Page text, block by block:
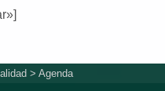
>Agenda